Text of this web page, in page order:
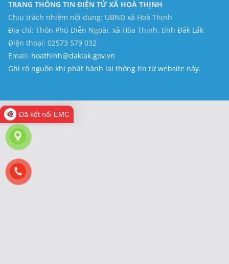
TRANG THÔNG TIN ĐIỆN TỬ XÃ HOÀ THỊNH
Chịu trách nhiệm nội dung: UBND xã Hoà Thịnh
Địa chỉ: Thôn Phú Diễn Ngoài, xã Hòa Thịnh, tỉnh Đắk Lắk
Điện thoại: 02573 579 032
Email: hoathinh@daklak.gov.vn
Ghi rõ nguồn khi phát hành lại thông tin từ website này.
Đã kết nối EMC